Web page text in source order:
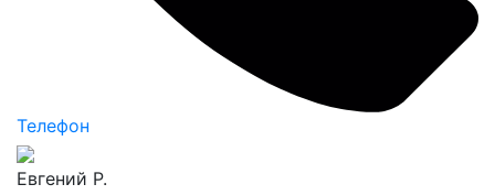
Телефон
Евгений Р.